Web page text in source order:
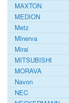
MAXTON
MEDION
Metz
Minerva
Mirai
MITSUBISHI
MORAVA
Navon
NEC